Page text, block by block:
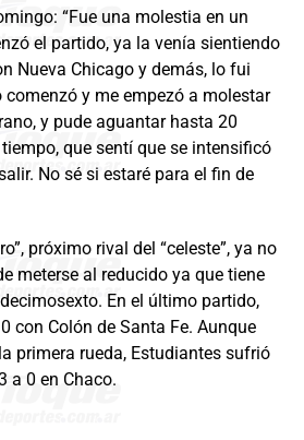
“Fue una molestia en un
el partido, ya la venía sientiendo
Nueva Chicago y demás, lo fui
comenzó y me empezó a molestar
y pude aguantar hasta 20
que sentí que se intensificó
No sé si estaré para el fin de
próximo rival del “celeste”, ya no
meterse al reducido ya que tiene
En el último partido,
con Colón de Santa Fe. Aunque
primera rueda, Estudiantes sufrió
a 0 en Chaco.